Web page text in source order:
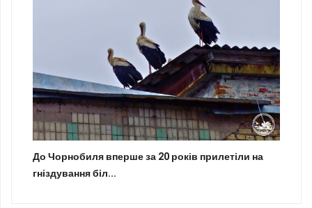
До Чорнобиля вперше за 20 років прилетіли на
гніздування біл...